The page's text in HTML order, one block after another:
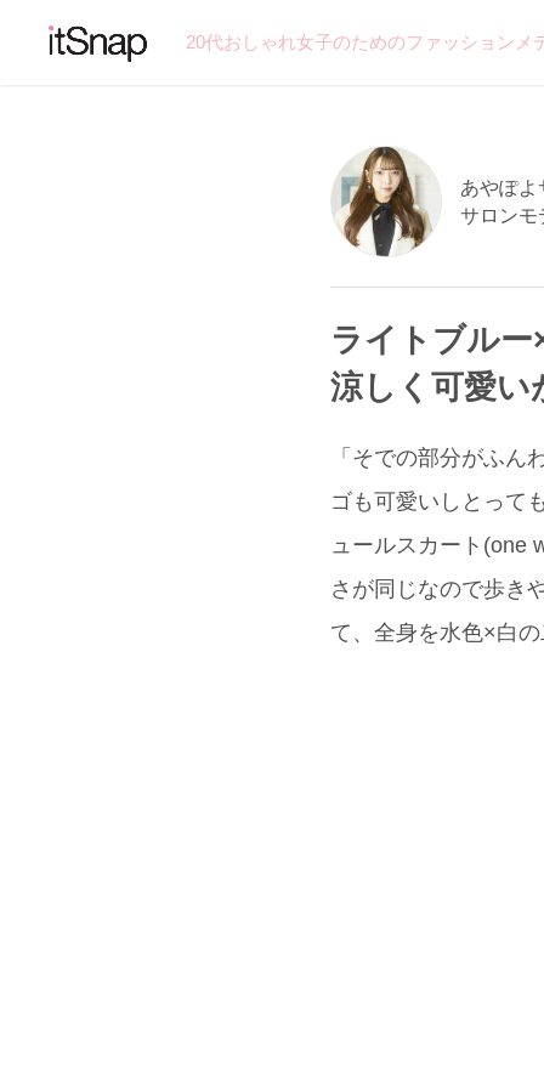
20代おしゃれ女子のためのファッション
あやぽよ
サロンモ
ライトブル
涼しく可愛
「そでの部分がふ
ゴも可愛いしとって
ュールスカート(one
さが同じなので歩き
て、全身を水色×白